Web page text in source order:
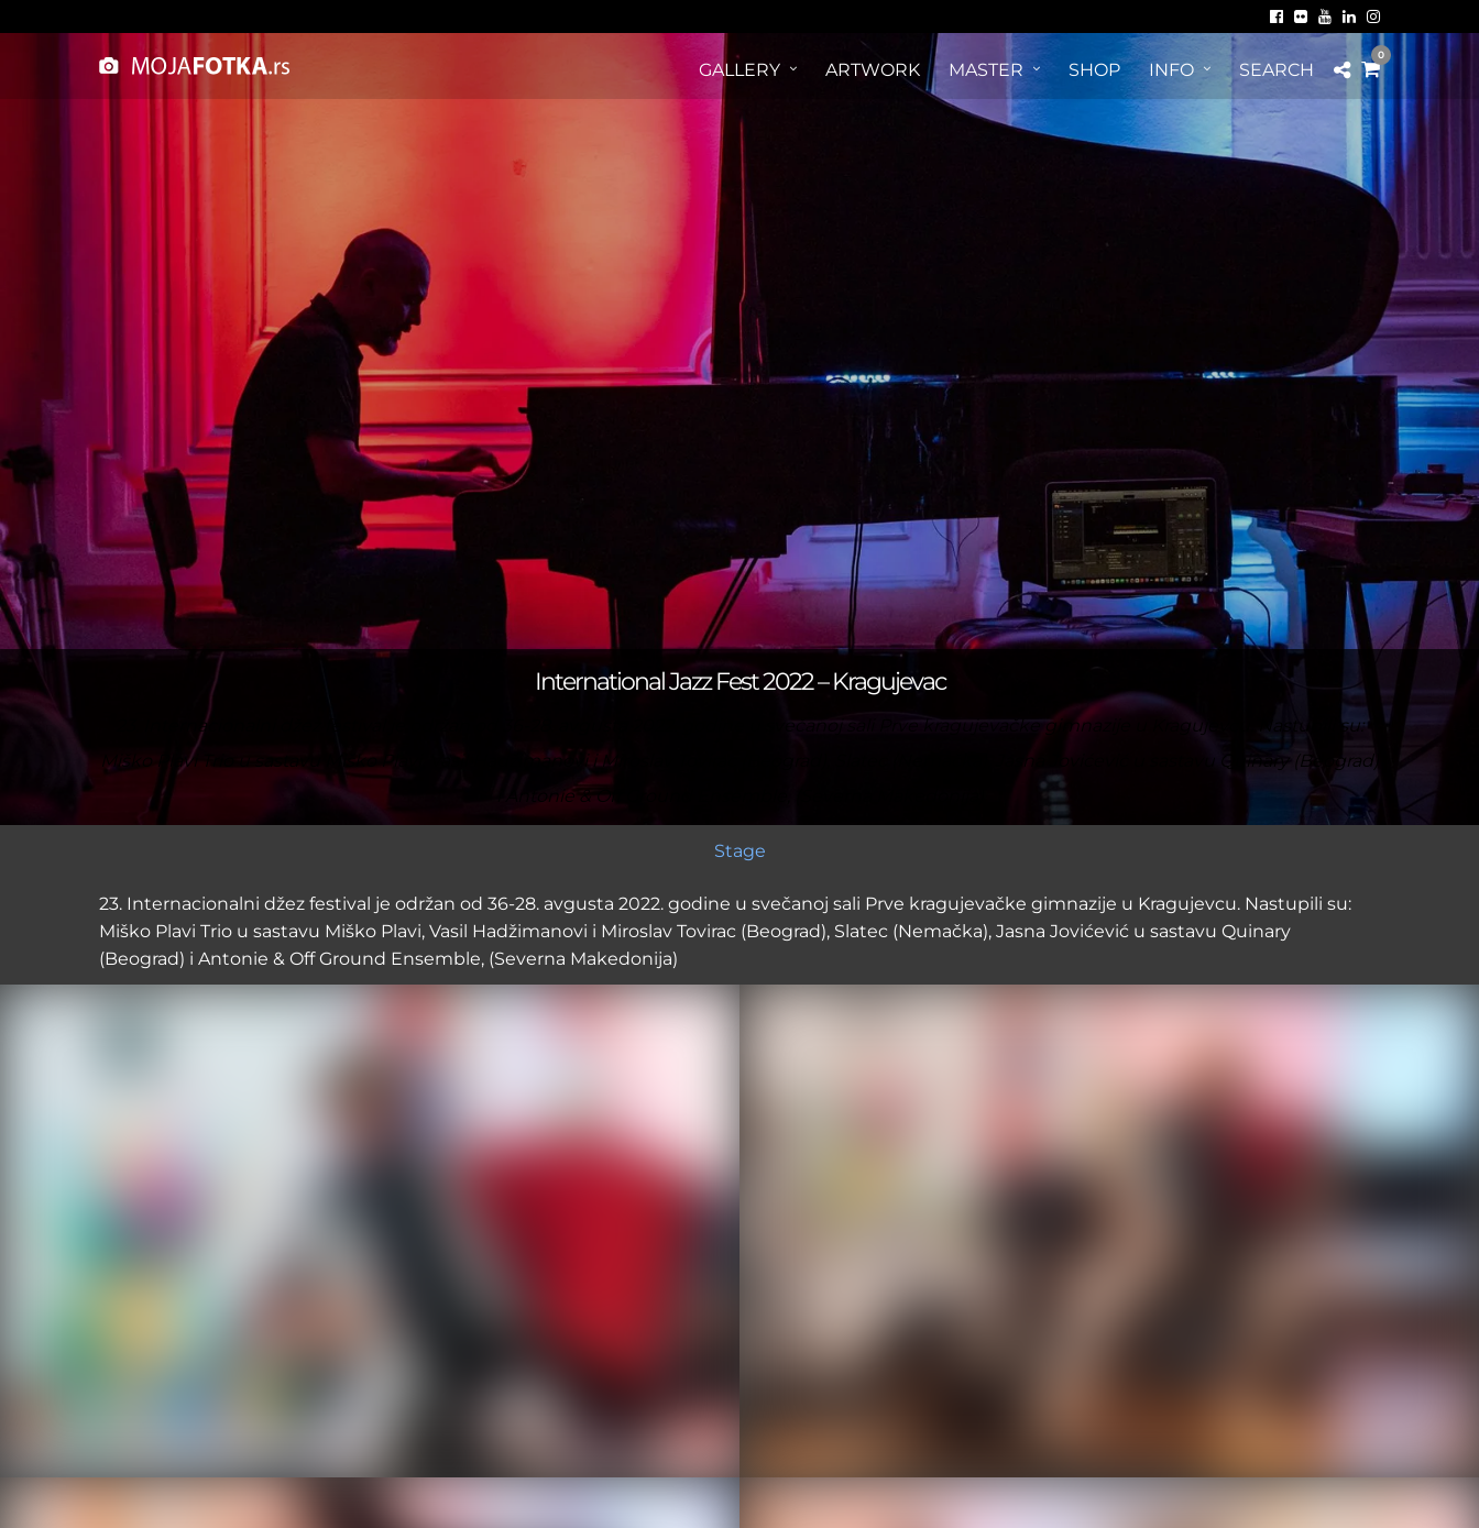
GALLERY ARTWORK MASTER SHOP INFO SEARCH
0
International Jazz Fest 2022 – Kragujevac
23. Internacionalni džez festival je održan od 36-28. avgusta 2022. godine u svečanoj sali Prve kragujevačke gimnazije u Kragujevcu. Nastupili su:
Miško Plavi Trio u sastavu Miško Plavi, Vasil Hadžimanovi i Miroslav Tovirac (Beograd), Slatec (Nemačka), Jasna Jovićević u sastavu Quinary (Beograd)
i Antonie & Off Ground Ensemble, (Severna Makedonija)
Stage
23. Internacionalni džez festival je održan od 36-28. avgusta 2022. godine u svečanoj sali Prve kragujevačke gimnazije u Kragujevcu. Nastupili su:
Miško Plavi Trio u sastavu Miško Plavi, Vasil Hadžimanovi i Miroslav Tovirac (Beograd), Slatec (Nemačka), Jasna Jovićević u sastavu Quinary
(Beograd) i Antonie & Off Ground Ensemble, (Severna Makedonija)